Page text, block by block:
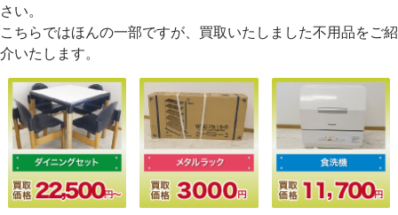
さい。
こちらではほんの一部ですが、買取いたしました不用品をご紹
介いたします。